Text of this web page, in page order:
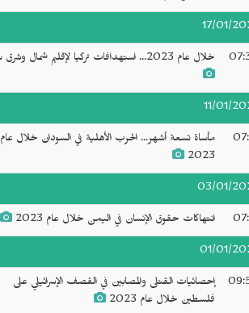
17/01/
خلال عام 2023... استهدافات تركيا لإقليم شمال وشرق سوريا
11/01/
مأساة تسعة أشهر... الحرب الأهلية في السودان خلال عام
2023
03/01/
انتهاكات حقوق الإنسان في اليمن خلال عام 2023
01/01/
إحصائيات القتلى والمصابين في القصف الإسرائيلي على
فلسطين خلال عام 2023